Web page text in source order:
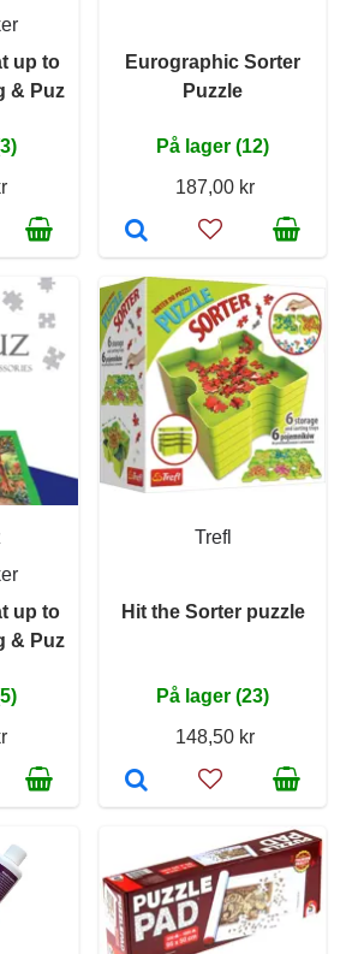
up to
& Puz
Eurographic Sorter
Puzzle
På lager (12)
187,00 kr
up to
& Puz
Trefl
Hit the Sorter puzzle
På lager (23)
148,50 kr